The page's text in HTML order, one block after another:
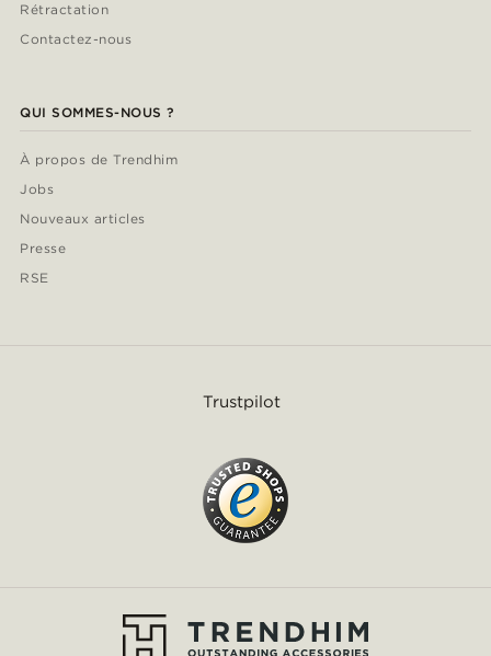
Rétractation
Contactez-nous
QUI SOMMES-NOUS ?
À propos de Trendhim
Jobs
Nouveaux articles
Presse
RSE
Trustpilot